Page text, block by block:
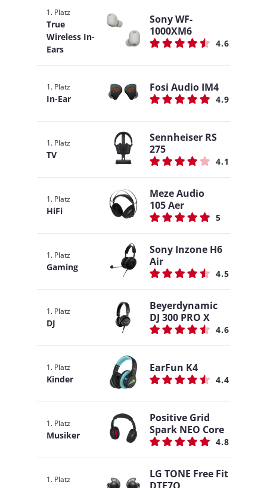
1. Platz
True
Wireless In-
Ears
Sony WF-
1000XM6
4.6
1. Platz
In-Ear
Fosi Audio IM4
4.9
1. Platz
TV
Sennheiser RS
275
4.1
1. Platz
HiFi
Meze Audio
105 Aer
5
1. Platz
Gaming
Sony Inzone H6
Air
4.5
1. Platz
DJ
Beyerdynamic
DJ 300 PRO X
4.6
1. Platz
Kinder
EarFun K4
4.4
1. Platz
Musiker
Positive Grid
Spark NEO Core
4.8
1. Platz
LG TONE Free Fit